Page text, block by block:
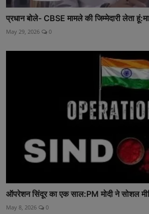
प्रधान बोले- CBSE मामले की जिम्मेदारी लेता
May 29, 2026 0
ऑपरेशन सिंदूर का एक साल:PM मोदी ने सोशल
May 8, 2026 0